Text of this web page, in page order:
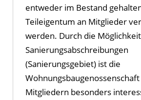
entweder im Bestand
Teileigentum an Mitglieder
werden. Durch die
Sanierungsabschreibungen
(Sanierungsgebiet) ist die
Mitgliedern besonders